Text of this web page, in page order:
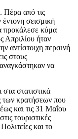
Πέρα από τις
έντονη σεισμική
προκάλεσε κύμα
Απριλίου ήταν
αντίστοιχη περσινή
στους
αναγκάστηκαν να
στατιστικά
των κρατήσεων που
και τις 31 Μαΐου
τουριστικές
και το